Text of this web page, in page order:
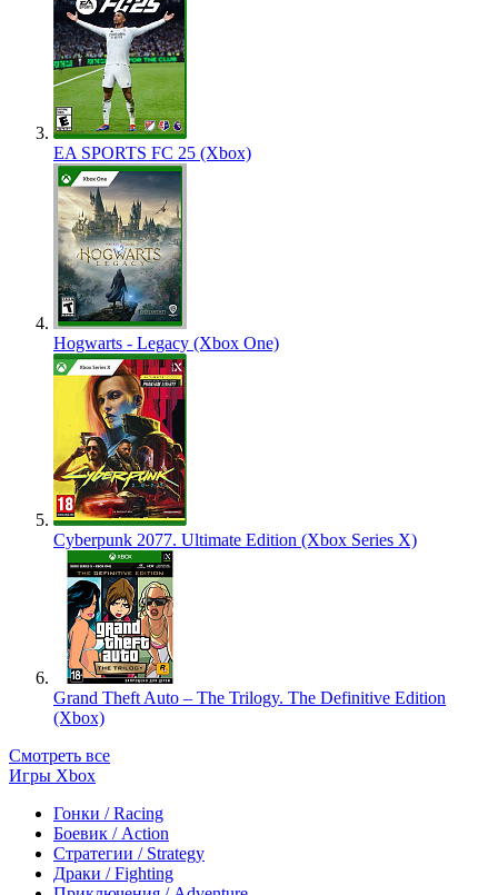
EA SPORTS FC 25 (Xbox)
Hogwarts - Legacy (Xbox One)
Cyberpunk 2077. Ultimate Edition (Xbox Series X)
Grand Theft Auto – The Trilogy. The Definitive Edition
(Xbox)
Смотреть все
Игры Xbox
Гонки / Racing
Боевик / Action
Стратегии / Strategy
Драки / Fighting